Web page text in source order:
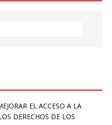
EL ACCESO A LA
DERECHOS DE LOS